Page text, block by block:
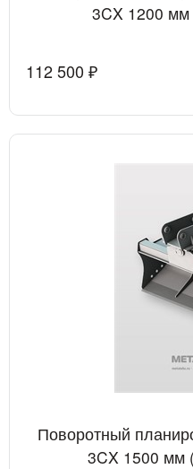
3CX 1200 мм
112 500 ₽
Поворотный
3CX 1500 мм